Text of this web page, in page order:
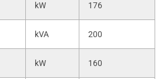
kW 176
kVA 200
kW 160